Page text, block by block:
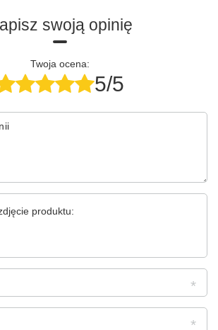
swoją opinię
Twoja ocena:
5/5
produktu: